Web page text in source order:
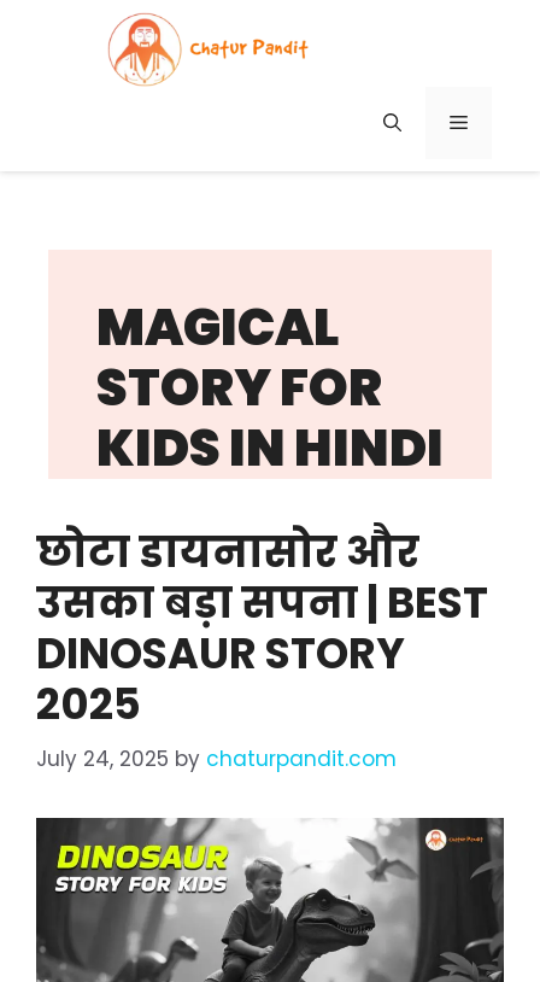
MENU
MAGICAL
STORY FOR
KIDS IN HINDI
छोटा डायनासोर और
उसका बड़ा सपना | BEST
DINOSAUR STORY
2025
July 24, 2025 by chaturpandit.com